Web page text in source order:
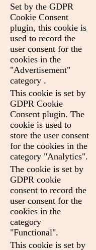
Set by the GDPR
Cookie Consent
plugin, this cookie is
used to record the
user consent for the
cookies in the
"Advertisement"
category .
This cookie is set by
GDPR Cookie
Consent plugin. The
cookie is used to
store the user consent
for the cookies in the
category "Analytics".
The cookie is set by
GDPR cookie
consent to record the
user consent for the
cookies in the
category
"Functional".
This cookie is set by